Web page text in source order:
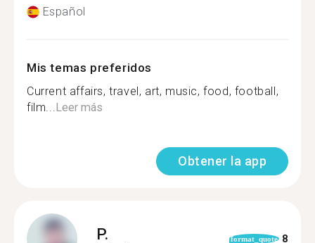
Español
Mis temas preferidos
Current affairs, travel, art, music, food, football,
film...Leer más
Obtener la app
P. format_quote 8